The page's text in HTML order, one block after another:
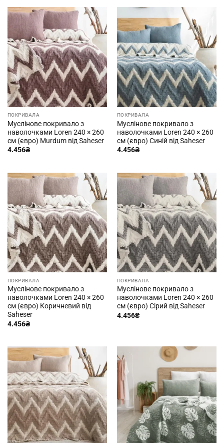
ПОКРИВАЛА
Муслінове покривало з
наволочками Loren 240 × 260
см (євро) Murdum від Saheser
4.456₴
ПОКРИВАЛА
Муслінове покривало з
наволочками Loren 240 × 260
см (євро) Синій від Saheser
4.456₴
ПОКРИВАЛА
Муслінове покривало з
наволочками Loren 240 × 260
см (євро) Коричневий від
Saheser
4.456₴
ПОКРИВАЛА
Муслінове покривало з
наволочками Loren 240 × 260
см (євро) Сірий від Saheser
4.456₴